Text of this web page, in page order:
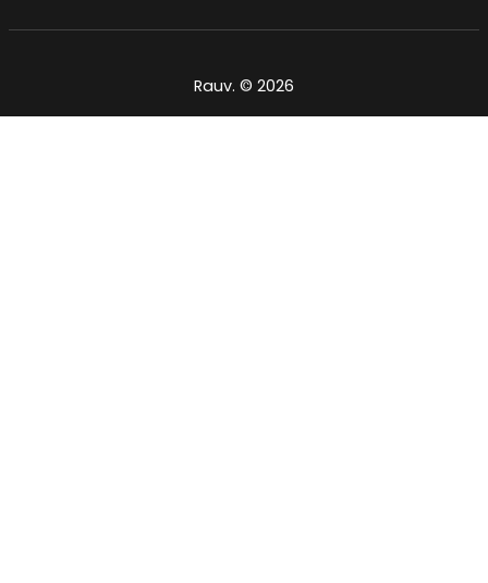
Rauv. © 2026